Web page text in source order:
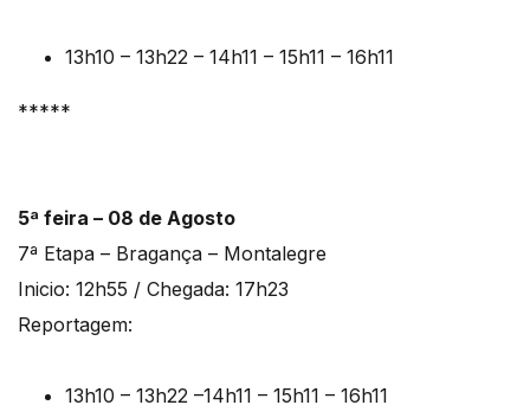
13h10 – 13h22 – 14h11 – 15h11 – 16h11
*****
5ª feira – 08 de Agosto
7ª Etapa – Bragança – Montalegre
Inicio: 12h55 / Chegada: 17h23
Reportagem:
13h10 – 13h22 –14h11 – 15h11 – 16h11